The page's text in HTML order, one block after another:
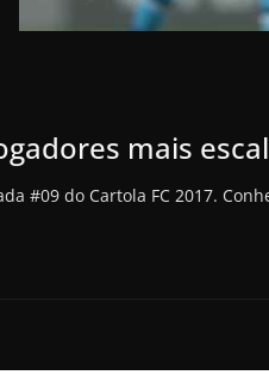
mais
#09 do Cartola FC 2017.